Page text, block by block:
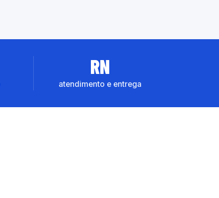
RN
atendimento e entrega